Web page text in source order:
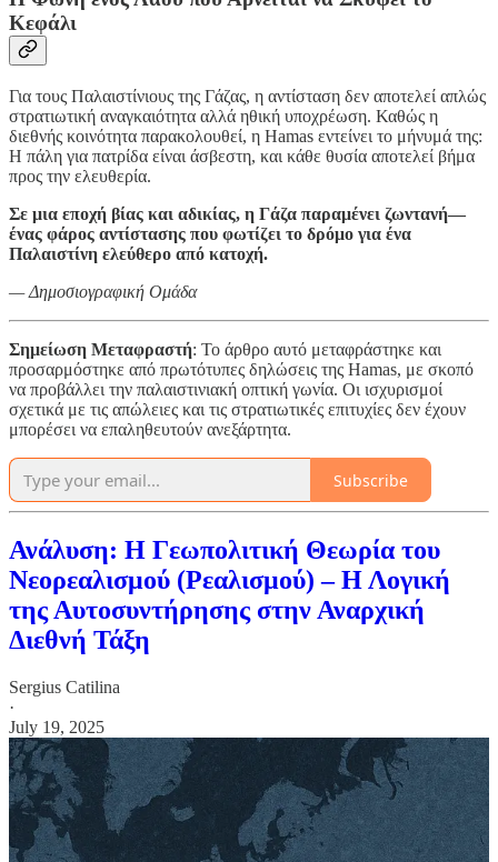
Κεφάλι
Για τους Παλαιστίνιους της Γάζας, η αντίσταση δεν αποτελεί απλώς
στρατιωτική αναγκαιότητα αλλά ηθική υποχρέωση. Καθώς η
διεθνής κοινότητα παρακολουθεί, η Hamas εντείνει το μήνυμά της:
Η πάλη για πατρίδα είναι άσβεστη, και κάθε θυσία αποτελεί βήμα
προς την ελευθερία.
Σε μια εποχή βίας και αδικίας, η Γάζα παραμένει ζωντανή—
ένας φάρος αντίστασης που φωτίζει το δρόμο για ένα
Παλαιστίνη ελεύθερο από κατοχή.
— Δημοσιογραφική Ομάδα
Σημείωση Μεταφραστή: Το άρθρο αυτό μεταφράστηκε και
προσαρμόστηκε από πρωτότυπες δηλώσεις της Hamas, με σκοπό
να προβάλλει την παλαιστινιακή οπτική γωνία. Οι ισχυρισμοί
σχετικά με τις απώλειες και τις στρατιωτικές επιτυχίες δεν έχουν
μπορέσει να επαληθευτούν ανεξάρτητα.
Subscribe
Ανάλυση: Η Γεωπολιτική Θεωρία του
Νεορεαλισμού (Ρεαλισμού) – Η Λογική
της Αυτοσυντήρησης στην Αναρχική
Διεθνή Τάξη
Sergius Catilina
·
July 19, 2025